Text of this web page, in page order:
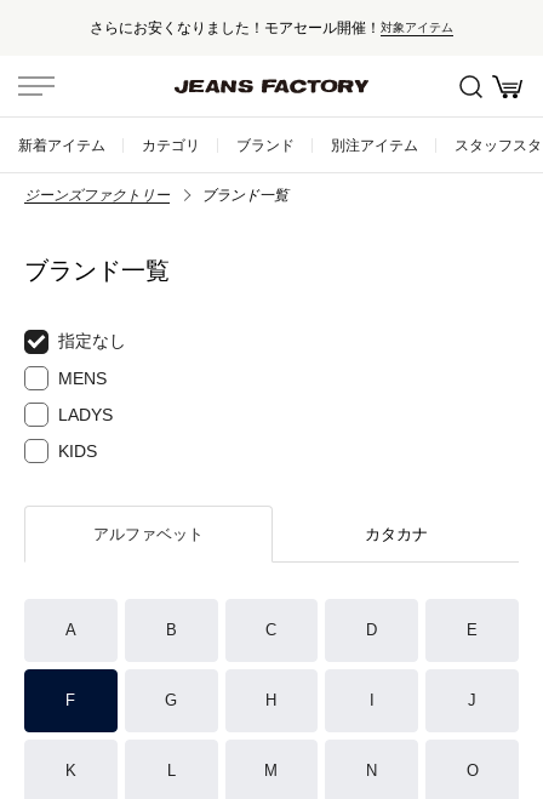
さらにお安くなりました！モアセール開催！ 対象アイテム
新着アイテム カテゴリ ブランド 別注アイテム スタッフス
ジーンズファクトリー ブランド一覧
ブランド一覧
指定なし
MENS
LADYS
KIDS
アルファベット カタカナ
A B C D E
F G H J
K L M N O